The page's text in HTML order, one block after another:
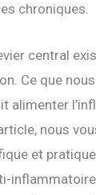
chroniques.
central
Ce que
alimenter
nous
et